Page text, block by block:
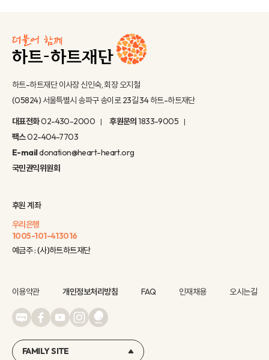
하트-하트재단 이사장 신인숙, 회장 오지철
(05824) 서울특별시 송파구 송이로 23길 34 하트-하트재단
대표전화02-430-2000 후원문의1833-9005
팩스02-404-7703
E-maildonation@heart-heart.org
국민권익위원회
후원 계좌
우리은행
1005-101-413016
예금주 : (사)하트하트재단
이용약관 개인정보처리방침 FAQ 인재채용 오시는길
FAMILY SITE